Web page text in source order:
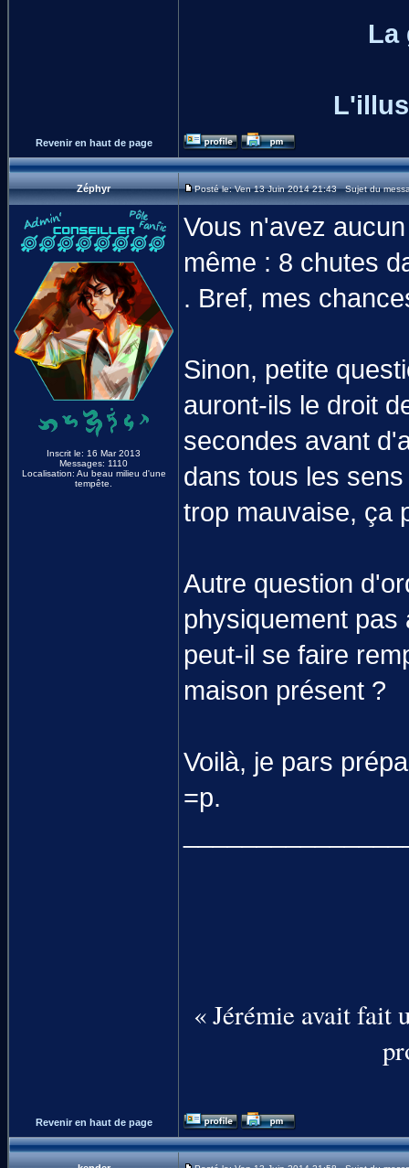
La
Revenir en haut de page
Zéphyr Posté le: Ven 13 Juin 2014 21:43 Sujet du
Inscrit le: 16 Mar 2013
Messages: 1110
Localisation: Au beau milieu d'une
tempête.
Vous n'avez
même : 8 chutes
. Bref, mes
Sinon, petite
auront-ils le droit
secondes avant
dans tous les
trop mauvaise, ça
Autre question
physiquement
peut-il se faire
maison présent ?
Voilà, je pars
=p.
« Jérémie avait fait
Revenir en haut de page